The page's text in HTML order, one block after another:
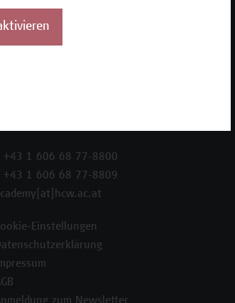
T +43 1 606 68 77-8800
+43 1 606 68 77-8809
Einstellungen